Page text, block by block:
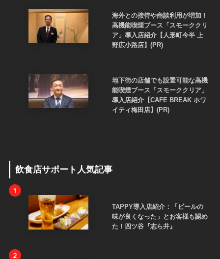
海外との接待や商談利用が増加！
高機能喫煙ブース「スモーククリ
ア」導入店紹介【人形町今半 上
野広小路店】(PR)
地下街の店舗でも設置可能な高機
能喫煙ブース「スモーククリア」
導入店紹介【CAFE BREAK ホワ
イティ梅田店】(PR)
飲食店サポート人気記事
1
TAPPY導入店紹介：「ビールの
味が良くなった」とお客様も認め
た！四ツ谷『志ら井』
2